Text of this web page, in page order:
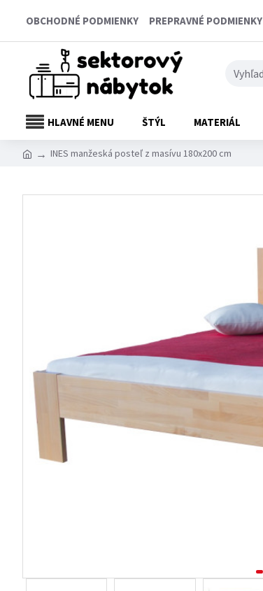
OBCHODNÉ PODMIENKY PREPRAVNÉ PODMIENKY
HLAVNÉ MENU ŠTÝL MATERIÁL
INES manžeská posteľ z masívu 180x200 cm